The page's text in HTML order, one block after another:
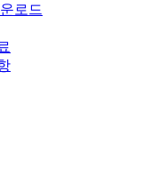
로드